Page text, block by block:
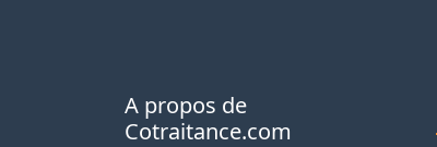
A propos de
Cotraitance.com